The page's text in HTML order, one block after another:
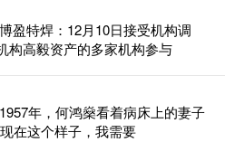
盈特焊：12月10日接受机构调
构高毅资产的多家机构参与
年，何鸿燊看着病床上的妻子
在这个样子，我需要